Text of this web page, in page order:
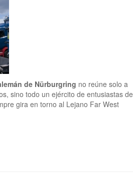
de Nürburgring no reúne solo a
sino todo un ejército de entusiastas de
gira en torno al Lejano Far West